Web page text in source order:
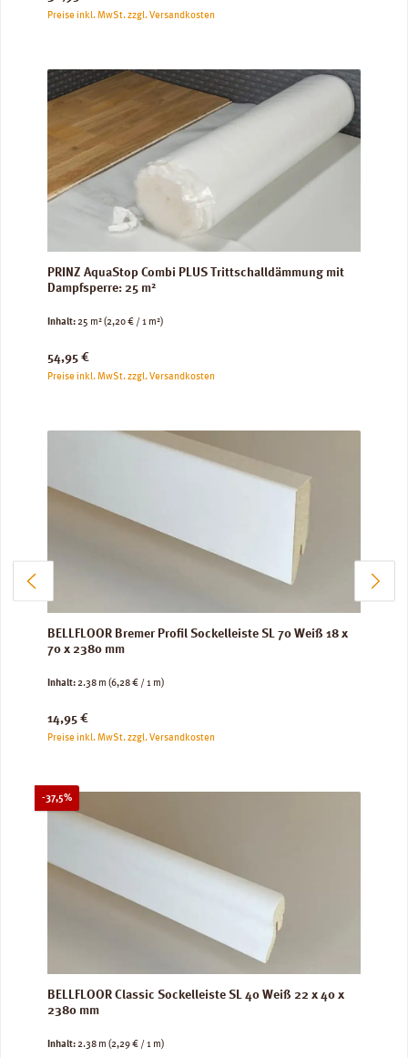
Preise inkl. MwSt. zzgl. Versandkosten
PRINZ AquaStop Combi PLUS Trittschalldämmung mit
Dampfsperre: 25 m²
Inhalt:25 m²(2,20 € / 1 m²)
Regulärer Preis:
54,95 €
Preise inkl. MwSt. zzgl. Versandkosten
BELLFLOOR Bremer Profil Sockelleiste SL 70 Weiß 18 x
70 x 2380 mm
Inhalt:2.38 m (6,28 € / 1 m)
Regulärer Preis:
14,95 €
Preise inkl. MwSt. zzgl. Versandkosten
-37,5%Rabatt
BELLFLOOR Classic Sockelleiste SL 40 Weiß 22 x 40 x
2380 mm
Inhalt:2.38 m (2,29 € / 1 m)